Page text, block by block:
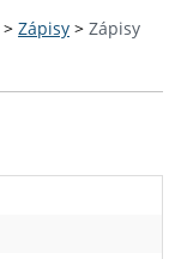
> Zápisy > Zápisy